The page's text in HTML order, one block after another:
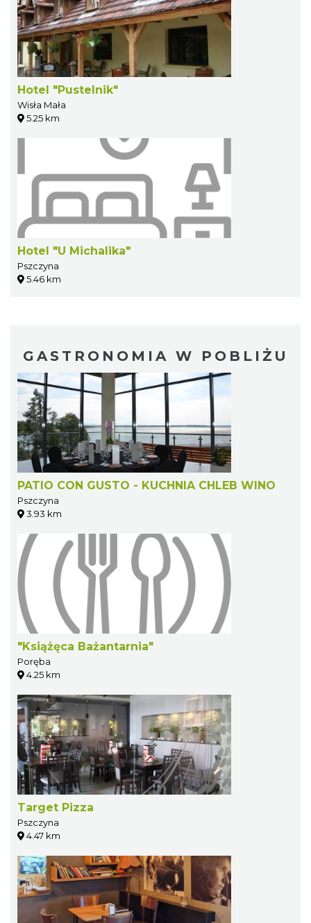
Hotel "Pustelnik"
Wisła Mała
5.25 km
Hotel "U Michalika"
Pszczyna
5.46 km
GASTRONOMIA W POBLIŻU
PATIO CON GUSTO - KUCHNIA CHLEB WINO
Pszczyna
3.93 km
"Książęca Bażantarnia"
Poręba
4.25 km
Target Pizza
Pszczyna
4.47 km